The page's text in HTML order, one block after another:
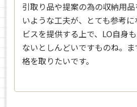
引取り品や提案の為の収納用
いような工夫が、とても参考
ビスを提供する上で、LO自身
ないとしんどいですものね。
格を取りたいです。